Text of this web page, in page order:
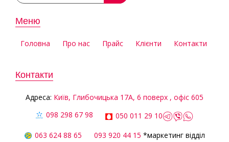
Меню
Головна Про нас Прайс Клієнти Контакти
Контакти
Aдреса: Київ, Глибочицька 17А, 6 поверх , офіс 605
098 298 67 98
050 011 29 10
063 624 88 65 093 920 44 15 *маркетинг відділ